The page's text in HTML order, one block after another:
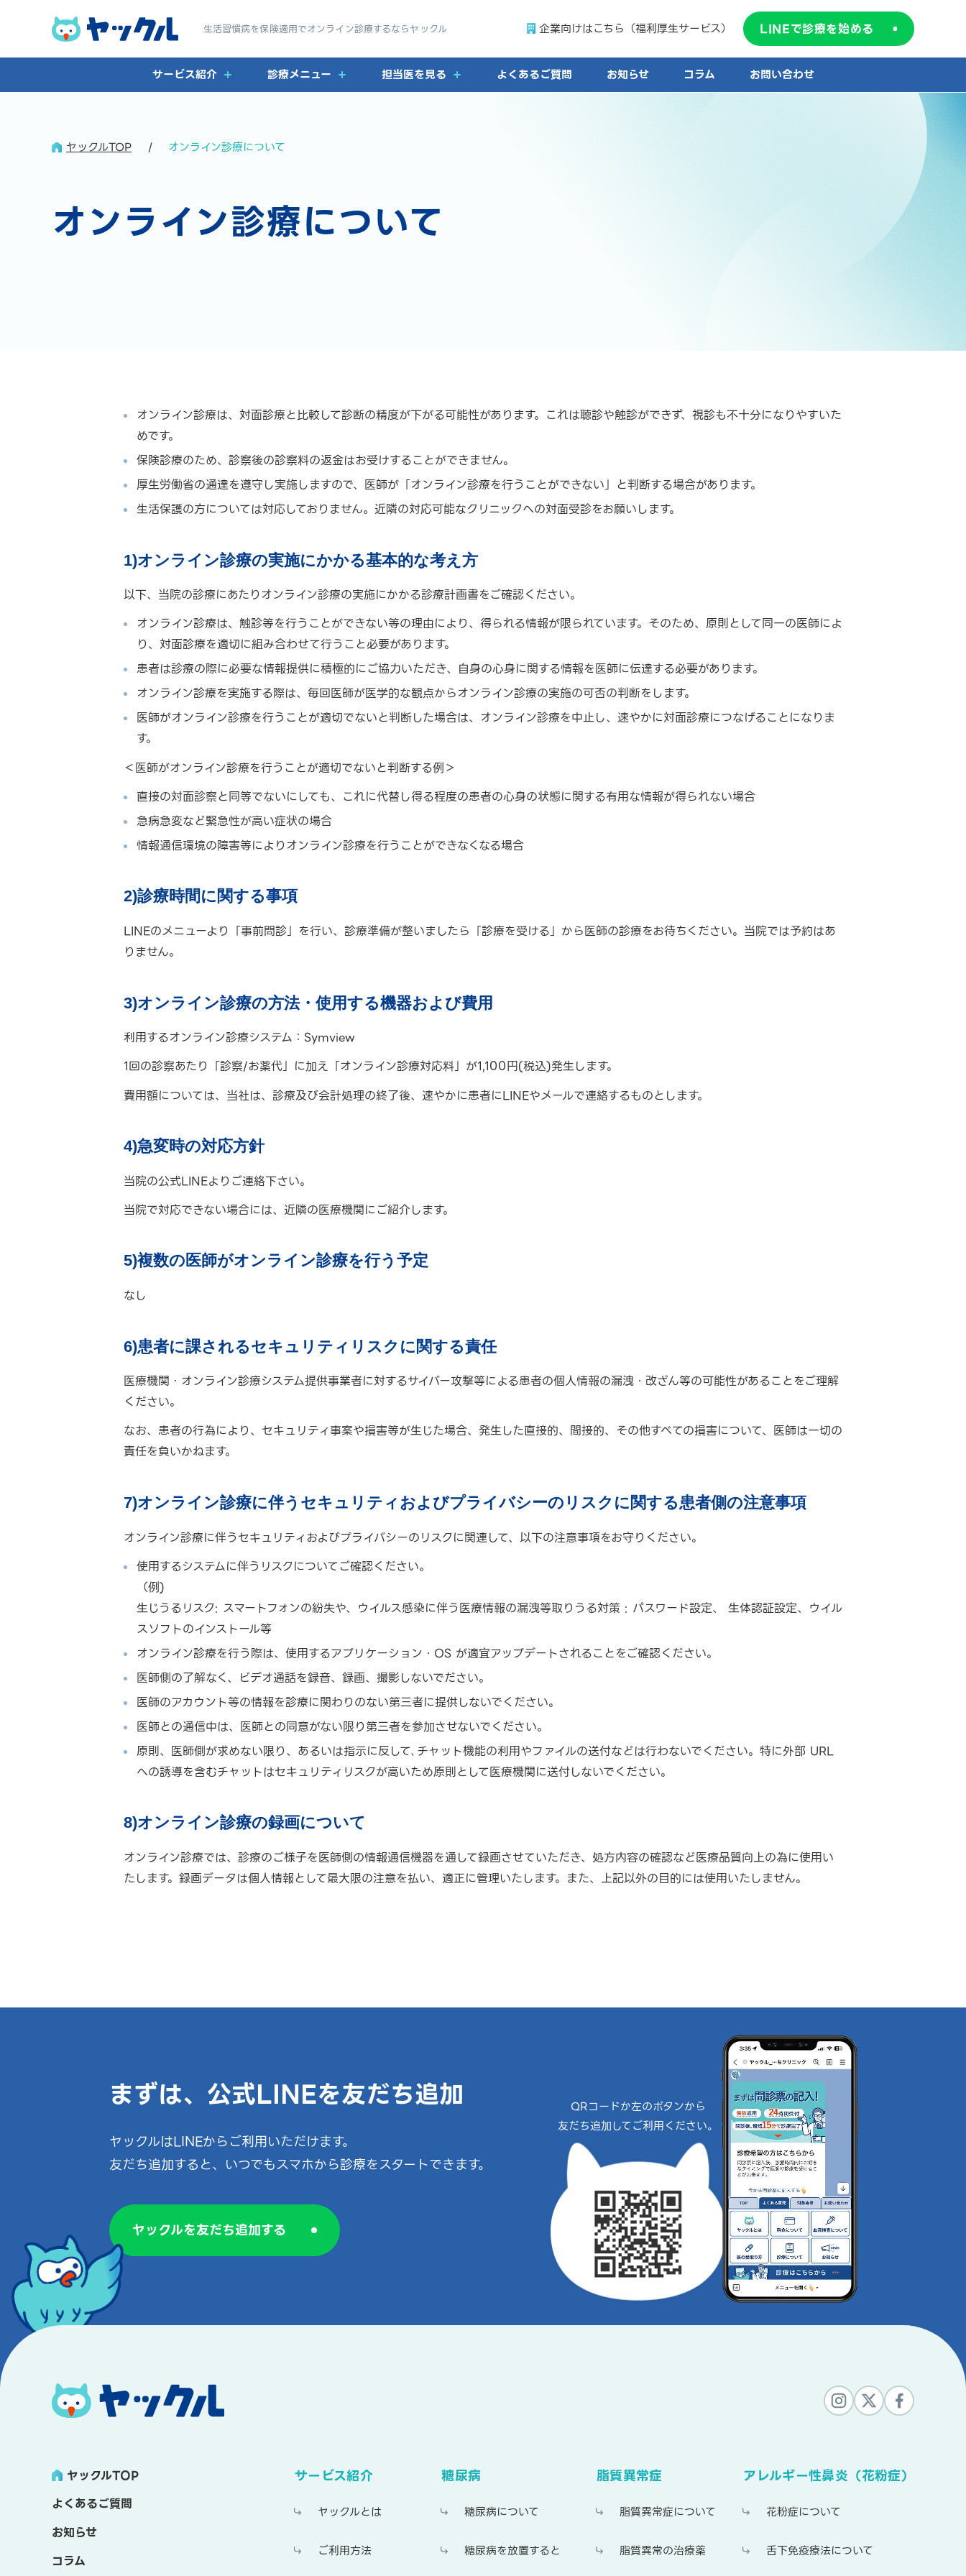
生活習慣病を保険適用でオンライン診療するならヤックル LINEで診療を始める
サービス紹介 診療メニュー 担当医を見る よくあるご質問 お知らせ コラム お問い合わせ
企業向けはこちら（福利厚生サービス）
ヤックルTOP オンライン診療について
オンライン診療について
オンライン診療は、対面診療と比較して診断の精度が下がる可能性があります。これは聴診や触診ができず、視診も不十分になりやすいた
めです。
保険診療のため、診察後の診察料の返金はお受けすることができません。
厚生労働省の通達を遵守し実施しますので、医師が「オンライン診療を行うことができない」と判断する場合があります。
生活保護の方については対応しておりません。近隣の対応可能なクリニックへの対面受診をお願いします。
1)オンライン診療の実施にかかる基本的な考え方
以下、当院の診療にあたりオンライン診療の実施にかかる診療計画書をご確認ください。
オンライン診療は、触診等を行うことができない等の理由により、得られる情報が限られています。そのため、原則として同一の医師によ
り、対面診療を適切に組み合わせて行うこと必要があります。
患者は診療の際に必要な情報提供に積極的にご協力いただき、自身の心身に関する情報を医師に伝達する必要があります。
オンライン診療を実施する際は、毎回医師が医学的な観点からオンライン診療の実施の可否の判断をします。
医師がオンライン診療を行うことが適切でないと判断した場合は、オンライン診療を中止し、速やかに対面診療につなげることになりま
す。
＜医師がオンライン診療を行うことが適切でないと判断する例＞
直接の対面診察と同等でないにしても、これに代替し得る程度の患者の心身の状態に関する有用な情報が得られない場合
急病急変など緊急性が高い症状の場合
情報通信環境の障害等によりオンライン診療を行うことができなくなる場合
2)診療時間に関する事項
LINEのメニューより「事前問診」を行い、診療準備が整いましたら「診療を受ける」から医師の診療をお待ちください。当院では予約はあ
りません。
3)オンライン診療の方法・使用する機器および費用
利用するオンライン診療システム：Symview
1回の診察あたり「診察/お薬代」に加え「オンライン診療対応料」が1,100円(税込)発生します。
費用額については、当社は、診療及び会計処理の終了後、速やかに患者にLINEやメールで連絡するものとします。
4)急変時の対応方針
当院の公式LINEよりご連絡下さい。
当院で対応できない場合には、近隣の医療機関にご紹介します。
5)複数の医師がオンライン診療を行う予定
なし
6)患者に課されるセキュリティリスクに関する責任
医療機関・オンライン診療システム提供事業者に対するサイバー攻撃等による患者の個人情報の漏洩・改ざん等の可能性があることをご理解
ください。
なお、患者の行為により、セキュリティ事案や損害等が生じた場合、発生した直接的、間接的、その他すべての損害について、医師は一切の
責任を負いかねます。
7)オンライン診療に伴うセキュリティおよびプライバシーのリスクに関する患者側の注意事項
オンライン診療に伴うセキュリティおよびプライバシーのリスクに関連して、以下の注意事項をお守りください。
使用するシステムに伴うリスクについてご確認ください。
（例)
生じうるリスク: スマートフォンの紛失や、ウイルス感染に伴う医療情報の漏洩等取りうる対策 : パスワード設定、 生体認証設定、ウイル
スソフトのインストール等
オンライン診療を行う際は、使用するアプリケーション・OS が適宜アップデートされることをご確認ください。
医師側の了解なく、ビデオ通話を録音、録画、撮影しないでださい。
医師のアカウント等の情報を診療に関わりのない第三者に提供しないでください。
医師との通信中は、医師との同意がない限り第三者を参加させないでください。
原則、医師側が求めない限り、あるいは指示に反して､チャット機能の利用やファイルの送付などは行わないでください。特に外部 URL
への誘導を含むチャットはセキュリティリスクが高いため原則として医療機関に送付しないでください。
8)オンライン診療の録画について
オンライン診療では、診療のご様子を医師側の情報通信機器を通して録画させていただき、処方内容の確認など医療品質向上の為に使用い
たします。録画データは個人情報として最大限の注意を払い、適正に管理いたします。また、上記以外の目的には使用いたしません。
まずは、 公式LINEを友だち追加
ヤックルはLINEからご利用いただけます。
友だち追加すると、いつでもスマホから診療をスタートできます。
ヤックルを友だち追加する
QRコードか左のボタンから
友だち追加してご利用ください。
サービス紹介
ヤックルとは
ご利用方法
糖尿病
糖尿病について
糖尿病を放置すると
脂質異常症
脂質異常症について
脂質異常の治療薬
アレルギー性鼻炎（花粉症）
花粉症について
舌下免疫療法について
ヤックルTOP
よくあるご質問
お知らせ
コラム